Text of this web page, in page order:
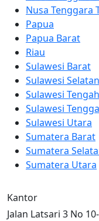
Nusa Tenggara
Papua
Papua Barat
Riau
Sulawesi Barat
Sulawesi Selatan
Sulawesi Tengah
Sulawesi
Sulawesi Utara
Sumatera Barat
Sumatera
Sumatera Utara
Kantor
Jalan Latsari 3 No